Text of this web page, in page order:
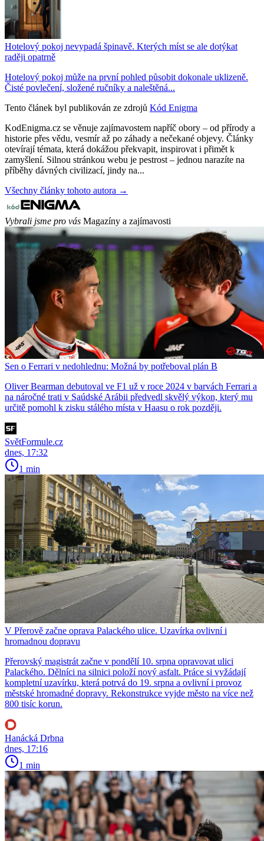
Hotelový pokoj nevypadá špinavě. Kterých míst se ale dotýkat
raději opatrně
Hotelový pokoj může na první pohled působit dokonale uklizeně.
Čisté povlečení, složené ručníky a naleštěná...
Tento článek byl publikován ze zdrojů Kód Enigma
KodEnigma.cz se věnuje zajímavostem napříč obory – od přírody a
historie přes vědu, vesmír až po záhady a nečekané objevy. Články
otevírají témata, která dokážou překvapit, inspirovat i přimět k
zamyšlení. Silnou stránkou webu je pestrost – jednou narazíte na
příběhy dávných civilizací, jindy na...
Všechny články tohoto autora →
Vybrali jsme pro vás Magazíny a zajímavosti
Sen o Ferrari v nedohlednu: Možná by potřeboval plán B
Oliver Bearman debutoval ve F1 už v roce 2024 v barvách Ferrari a
na náročné trati v Saúdské Arábii předvedl skvělý výkon, který mu
určitě pomohl k zisku stálého místa v Haasu o rok později.
SvětFormule.cz
dnes, 17:32
1 min
V Přerově začne oprava Palackého ulice. Uzavírka ovlivní i
hromadnou dopravu
Přerovský magistrát začne v pondělí 10. srpna opravovat ulici
Palackého. Dělníci na silnici položí nový asfalt. Práce si vyžádají
kompletní uzavírku, která potrvá do 19. srpna a ovlivní i provoz
městské hromadné dopravy. Rekonstrukce vyjde město na více než
800 tisíc korun.
Hanácká Drbna
dnes, 17:16
1 min